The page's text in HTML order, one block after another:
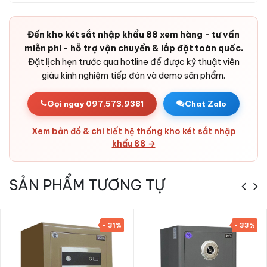
Pin dự phòng:
Pin chất lượng cao tuổi thọ dài, có cổng
cấp điện ngoài khẩn cấp - không bao giờ bị kẹt cửa do hết
pin.
Bản lề ẩn chống cạy:Thiết kế bản lề chìm trong cánh,
Vỏ thép dày dặn:Thép tấm cao cấp kết hợp bê-tông
chịu nhiệt - khó cắt, khó đục.
Thiết kế sang trọng, đa không gian:Đường nét tinh tế,
lớp sơn cao cấp - phù hợp với phòng khách, phòng ngủ,
văn phòng, khách sạn, cửa hàng, công ty, ngân hàng.
Đến kho két sắt nhập khẩu 88 xem hàng - tư vấn
miễn phí - hỗ trợ vận chuyển & lắp đặt toàn quốc.
Đặt lịch hẹn trước qua hotline để được kỹ thuật viên
giàu kinh nghiệm tiếp đón và demo sản phẩm.
Gọi ngay 097.573.9381 Chat Zalo
Xem bản đồ & chi tiết hệ thống kho két sắt nhập
khẩu 88 →
SẢN PHẨM TƯƠNG TỰ
- 31% - 33%